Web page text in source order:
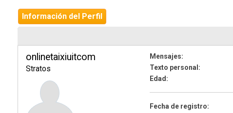
Información del Perfil
onlinetaixiuitcom
Stratos
Mensajes:
Texto personal:
Edad:
Fecha de registro: